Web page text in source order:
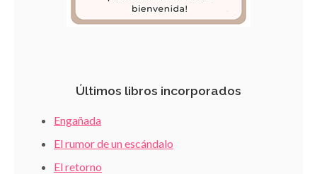
Últimos libros incorporados
Engañada
El rumor de un escándalo
El retorno